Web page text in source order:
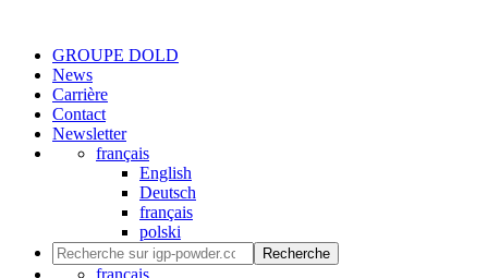
GROUPE DOLD
News
Carrière
Contact
Newsletter
français
English
Deutsch
français
polski
Recherche
français